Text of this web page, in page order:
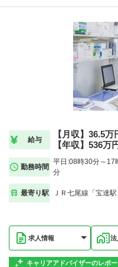
給与
【月収】36.5
【年収】536万
勤務時間
平日:08時30分～17
分
最寄り駅 ＪＲ七尾線「宝達
求人情報 法
キャリアアドバイザーのレポー